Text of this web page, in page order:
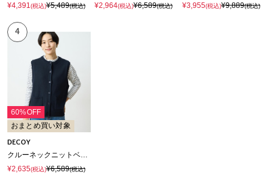
¥4,391(税込)¥5,489(税込)
¥2,964(税込)¥6,589(税込)
¥3,955(税込)¥9,889(税込)
4
60%OFF
おまとめ買い対象
DECOY
クルーネックニットベスト【ハンドウォッシャブル】
¥2,635(税込)¥6,589(税込)